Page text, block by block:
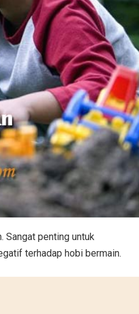
Sangat penting untuk
terhadap hobi bermain.